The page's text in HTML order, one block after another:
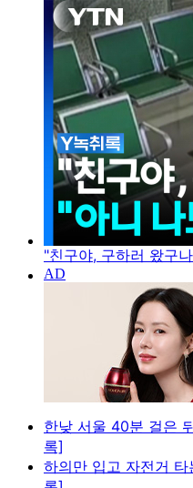
"친구야, 구하러 왔구
한낮 서울 40분 걸은
록]
하의만 입고 자전거